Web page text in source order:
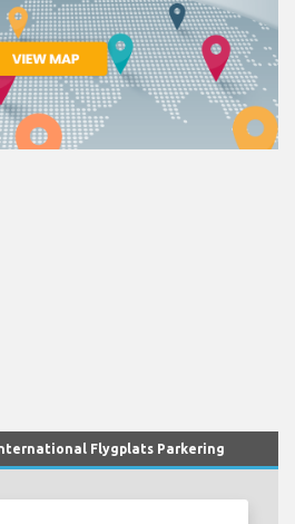
Flygplats Parkering